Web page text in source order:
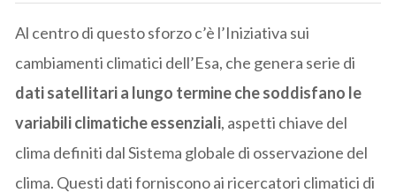
Al centro di questo sforzo c’è l’Iniziativa sui
cambiamenti climatici dell’Esa, che genera serie di
dati satellitari a lungo termine che soddisfano le
variabili climatiche essenziali, aspetti chiave del
clima definiti dal Sistema globale di osservazione del
clima. Questi dati forniscono ai ricercatori climatici di